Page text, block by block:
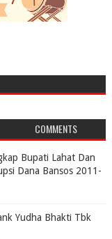
COMMENTS
Bupati Lahat Dan
Dana Bansos 2011-
Yudha Bhakti Tbk